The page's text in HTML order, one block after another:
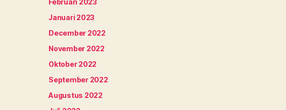
Januari 2023
December 2022
November 2022
Oktober 2022
September 2022
Augustus 2022